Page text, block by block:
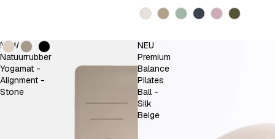
Kleur
Kleur
NEW
Natuurrubber
Yogamat -
Alignment -
Stone
NEU
Premium
Balance
Pilates
Ball -
Silk
Beige